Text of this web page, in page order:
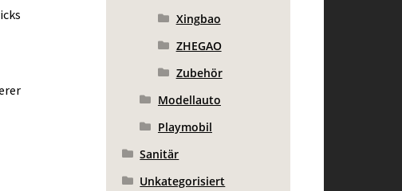
Xingbao
ZHEGAO
Zubehör
Modellauto
Playmobil
Sanitär
Unkategorisiert